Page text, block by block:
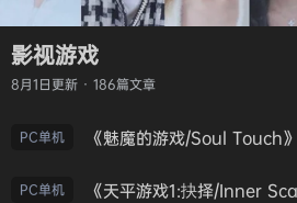
影视游戏
8月1日更新 · 186篇文章
PC单机 《魅魔的游戏/Soul Touch
PC单机